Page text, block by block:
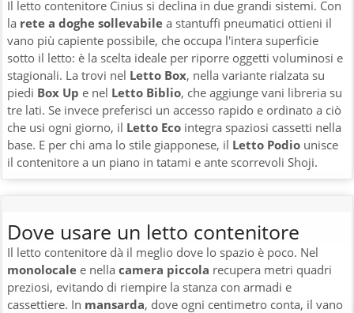
Il letto contenitore Cinius si declina in due grandi sistemi. Con
la rete a doghe sollevabilea stantuffi pneumatici ottieni il
vano più capiente possibile, che occupa l'intera superficie
sotto il letto: è la scelta ideale per riporre oggetti voluminosi e
stagionali. La trovi nel Letto Box, nella variante rialzata su
piedi Box Up e nel Letto Biblio, che aggiunge vani libreria su
tre lati. Se invece preferisci un accesso rapido e ordinato a ciò
che usi ogni giorno, il Letto Ecointegra spaziosi cassetti nella
base. E per chi ama lo stile giapponese, il Letto Podiounisce
il contenitore a un piano in tatami e ante scorrevoli Shoji.
Dove usare un letto contenitore
Il letto contenitore dà il meglio dove lo spazio è poco. Nel
monolocalee nella camera piccola recupera metri quadri
preziosi, evitando di riempire la stanza con armadi e
cassettiere. In mansarda, dove ogni centimetro conta, il vano